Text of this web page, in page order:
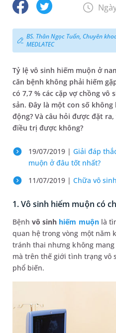
BS. Thân Ngọc Tuấn, Chuyên
MEDLATEC
Tỷ lệ vô sinh hiếm muộn ở
căn bệnh không phải hiếm
có 7,7 % các cặp vợ chồng
sản. Đây là một con số không
động? Và câu hỏi được đặt
điều trị được không?
19/07/2019 | Giải đáp
muộn ở đâu tốt nhất?
11/07/2019 | Chữa vô
1. Vô sinh hiếm muộn có
Bệnhvô sinh hiếm muộnlà
quan hệ trong vòng một năm
tránh thai nhưng không
mà trên thế giới tình trạng vô
phổ biến.